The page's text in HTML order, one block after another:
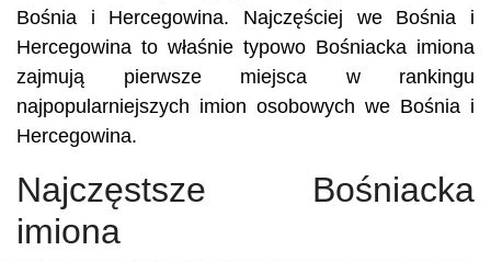
Bośnia i Hercegowina. Najczęściej we Bośnia i
Hercegowina to właśnie typowo Bośniacka imiona
zajmują pierwsze miejsca w rankingu
najpopularniejszych imion osobowych we Bośnia i
Hercegowina.
Najczęstsze Bośniacka
imiona